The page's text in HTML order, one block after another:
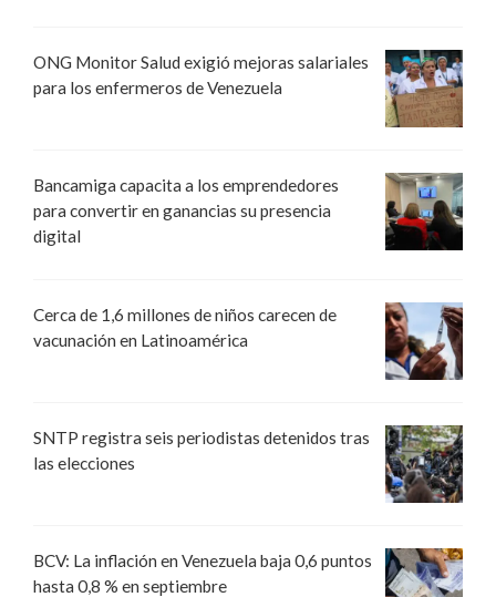
ONG Monitor Salud exigió mejoras salariales
para los enfermeros de Venezuela
Bancamiga capacita a los emprendedores
para convertir en ganancias su presencia
digital
Cerca de 1,6 millones de niños carecen de
vacunación en Latinoamérica
SNTP registra seis periodistas detenidos tras
las elecciones
BCV: La inflación en Venezuela baja 0,6 puntos
hasta 0,8 % en septiembre